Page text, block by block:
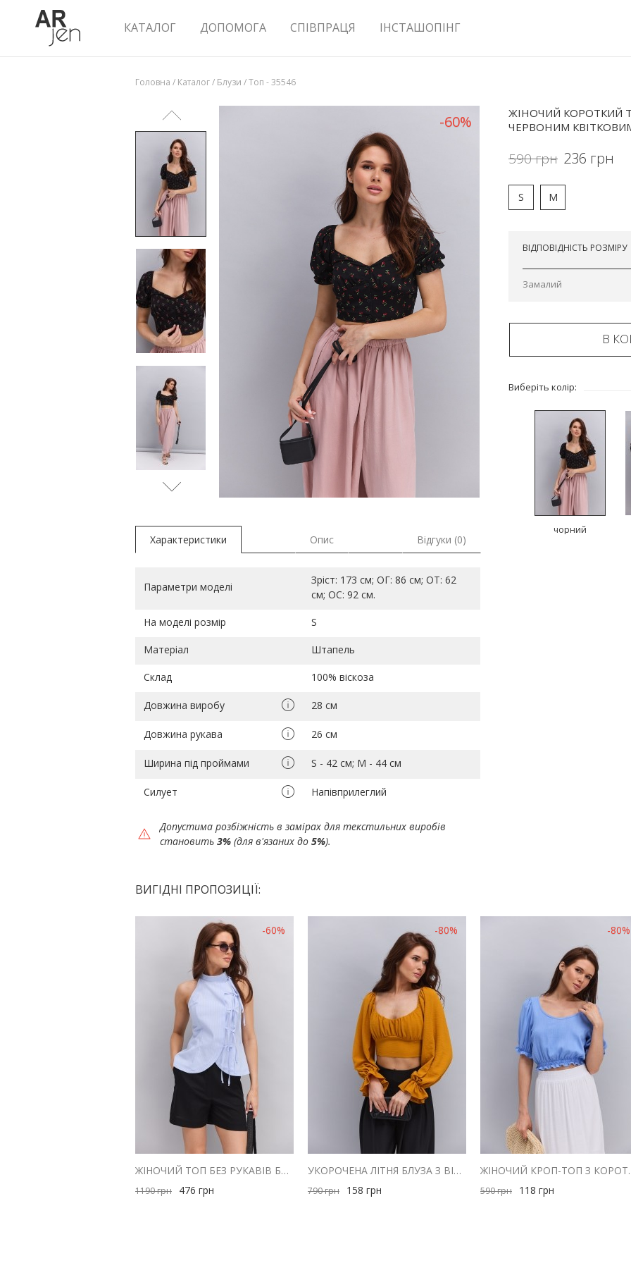
КАТАЛОГ ДОПОМОГА СПІВПРАЦЯ ІНСТАШОПІНГ
Головна / Каталог/ Блузи /Топ - 35546
ЖІНОЧИЙ КОРОТКИЙ
ЧЕРВОНИМ
590грн 236 грн
S M
ВІДПОВІДНІСТЬ РОЗМІРУ
Замалий
В
Виберіть колір:
чорний
-60%
Характеристики Опис Відгуки (0)
Параметри моделі
Зріст: 173 см; ОГ: 86 см; ОТ: 62
см; ОС: 92 см.
На моделі розмір S
Матеріал Штапель
Склад 100% віскоза
Довжина виробу 28 см
Довжина рукава 26 см
Ширина під проймами S - 42 см; M - 44 см
Силует Напівприлеглий
Допустима розбіжність в замірах для текстильних виробів
становить 3% (для в'язаних до 5%).
ВИГІДНІ ПРОПОЗИЦІЇ:
-60%
ЖІНОЧИЙ ТОП БЕЗ РУКАВІВ БЛАКИТНИЙ В ТОНКУ СМУЖКУ ІЗ ЗАВ'ЯЗКАМИ СПЕРЕДУ
1190грн 476 грн
-80%
УКОРОЧЕНА ЛІТНЯ БЛУЗА З ВІДКРИТИМИ ПЛЕЧИМА ГІРЧИЧНА
790грн 158 грн
-80%
ЖІНОЧИЙ
590грн 118 грн